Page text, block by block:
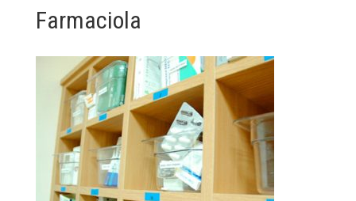
Farmaciola